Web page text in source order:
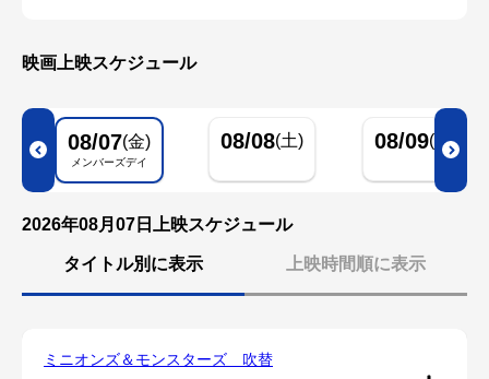
映画上映スケジュール
08/07(金)
メンバーズデイ
08/08(土) 08/09(日)
2026年08月07日上映スケジュール
タイトル別に表示 上映時間順に表示
ミニオンズ＆モンスターズ 吹替